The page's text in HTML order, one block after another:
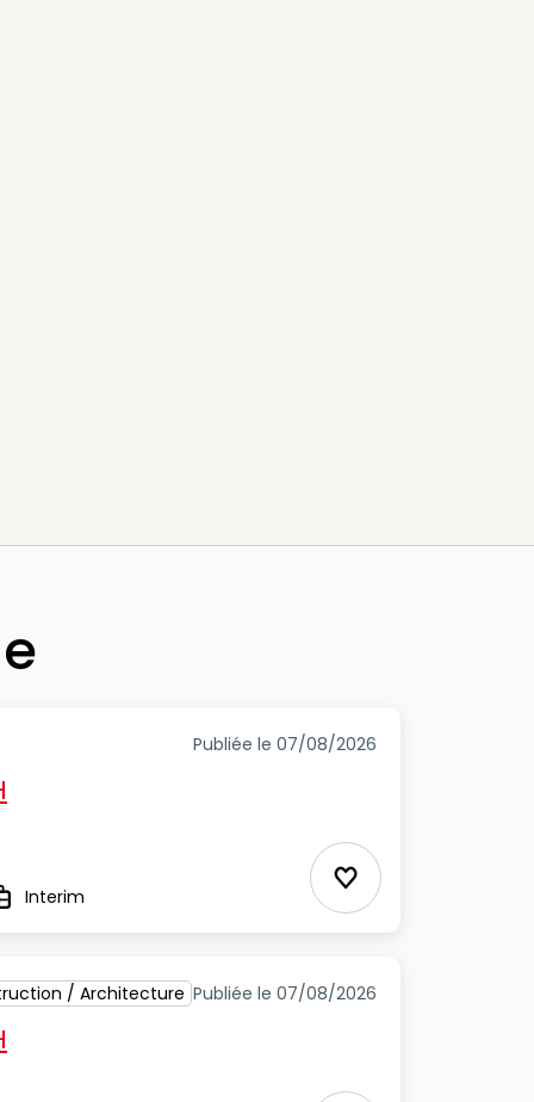
Publiée le 07/08/2026
Interim Ajouter aux
/ Architecture Publiée le 07/08/2026